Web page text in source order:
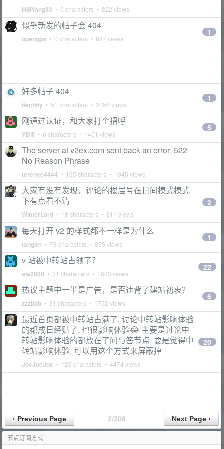
HMYang33 • 0 characters • 822 views
似乎新发的帖子会 404
opengps • 0 characters • 687 views
1
好多帖子 404
itechify • 51 characters • 2256 views
1
刚通过认证，和大家打个招呼
YBill • 6 characters • 1451 views
5
The server at v2ex.com sent back an error: 522
No Reason Phrase
terence4444 • 165 characters • 1045 views
大家有没有发现，评论的楼层号在日间模式模式
下有点看不清
WinterLord • 18 characters • 811 views
2
每天打开 v2 的样式都不一样是为什么
tangler • 78 characters • 895 views
1
v 站被中转站占领了？
ala2008 • 31 characters • 1603 views
22
热议主题中一半是广告，是否违背了建站初衷？
zzzbbb • 31 characters • 1752 views
6
最近首页都被中转站占满了, 讨论中转站影响体验
的都成日经贴了, 也很影响体验😂 主要是讨论中
转站影响体验的都放在了问与答节点, 要是觉得中
转站影响体验, 可以用这个方式来屏蔽掉
JoeJoeJoe • 123 characters • 4474 views
20
2/208
节点订阅方式